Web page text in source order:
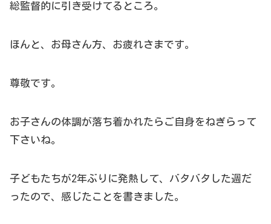
総監督的に引き受けてるところ。
ほんと、お母さん方、お疲れさまです。
尊敬です。
お子さんの体調が落ち着かれたらご自身をねぎらって
下さいね。
子どもたちが2年ぶりに発熱して、バタバタした週だ
ったので、感じたことを書きました。